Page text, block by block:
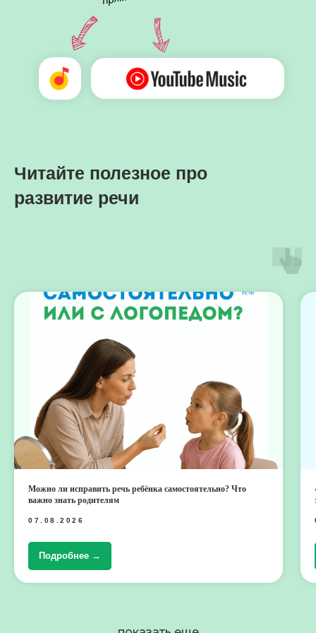
Читайте полезное про
развитие речи
Можно ли исправить речь ребёнка самостоятельно? Что
важно знать родителям
07.08.2026
Подробнее →